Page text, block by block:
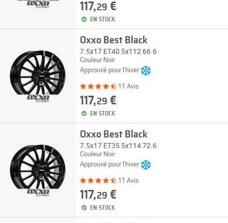
117,29 €
EN STOCK
Oxxo Best Black
7.5x17 ET40 5x112 66.6
Couleur Noir
Approuvé pour l'hiver
11 Avis
117,29 €
EN STOCK
Oxxo Best Black
7.5x17 ET35 5x114 72.6
Couleur Noir
Approuvé pour l'hiver
11 Avis
117,29 €
EN STOCK